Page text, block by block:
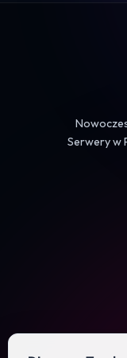
Serwery w